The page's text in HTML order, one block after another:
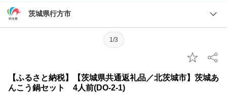
茨城県行方市
1/3
【ふるさと納税】【茨城県共通返礼品／北茨城市】茨城あ
んこう鍋セット 4人前(DO-2-1)